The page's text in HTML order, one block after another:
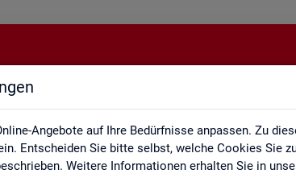
Angebote auf Ihre Bedürfnisse anpassen. Zu
Entscheiden Sie bitte selbst, welche Cookies Sie
Weitere Informationen erhalten Sie in
Themen im Fokus